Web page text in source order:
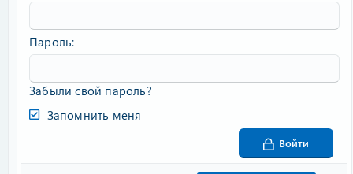
Пароль
Забыли свой пароль?
Запомнить меня
Войти